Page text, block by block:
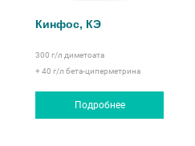
Кинфос, КЭ
300 г/л диметоата
+ 40 г/л бета-циперметрина
Подробнее